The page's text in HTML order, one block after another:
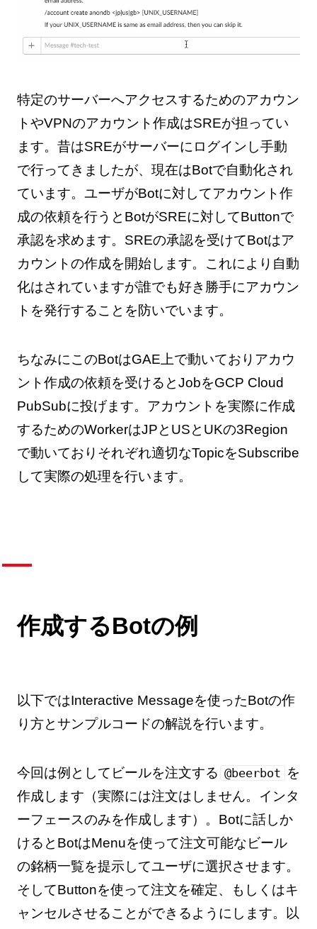
特定のサーバーへアクセスするためのアカウン
トやVPNのアカウント作成はSREが担ってい
ます。昔はSREがサーバーにログインし手動
で行ってきましたが、現在はBotで自動化され
ています。ユーザがBotに対してアカウント作
成の依頼を行うとBotがSREに対してButtonで
承認を求めます。SREの承認を受けてBotはア
カウントの作成を開始します。これにより自動
化はされていますが誰でも好き勝手にアカウン
トを発行することを防いでいます。
ちなみにこのBotはGAE上で動いておりアカウ
ント作成の依頼を受けるとJobをGCP Cloud
PubSubに投げます。アカウントを実際に作成
するためのWorkerはJPとUSとUKの3Region
で動いておりそれぞれ適切なTopicをSubscribe
して実際の処理を行います。
作成するBotの例
以下ではInteractive Messageを使ったBotの作
り方とサンプルコードの解説を行います。
今回は例としてビールを注文する @beerbot を
作成します（実際には注文はしません。インタ
ーフェースのみを作成します）。Botに話しか
けるとBotはMenuを使って注文可能なビール
の銘柄一覧を提示してユーザに選択させます。
そしてButtonを使って注文を確定、もしくはキ
ャンセルさせることができるようにします。以